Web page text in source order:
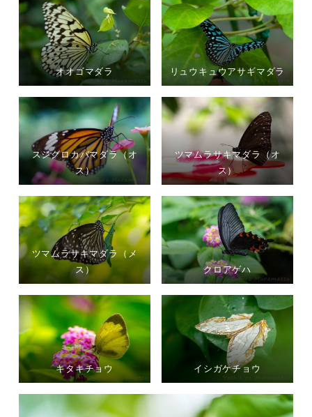
オオゴマダラ リュウキュウアサギマダラ
スジグロカバマダラ（オ
ス）
ツマムラサキマダラ（オ
ス）
ツマムラサキマダラ（メ
ス）
クロアゲハ
キタキチョウ イシガケチョウ